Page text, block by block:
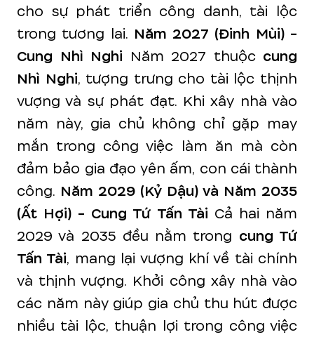
cho sự phát triển công danh, tài lộc
trong tương lai. Năm 2027 (Đinh Mùi) -
Cung Nhì Nghi Năm 2027 thuộc cung
Nhì Nghi, tượng trưng cho tài lộc thịnh
vượng và sự phát đạt. Khi xây nhà vào
năm này, gia chủ không chỉ gặp may
mắn trong công việc làm ăn mà còn
đảm bảo gia đạo yên ấm, con cái thành
công. Năm 2029 (Kỷ Dậu) và Năm 2035
(Ất Hợi) - Cung Tứ Tấn Tài Cả hai năm
2029 và 2035 đều nằm trong cung Tứ
Tấn Tài, mang lại vượng khí về tài chính
và thịnh vượng. Khởi công xây nhà vào
các năm này giúp gia chủ thu hút được
nhiều tài lộc, thuận lợi trong công việc